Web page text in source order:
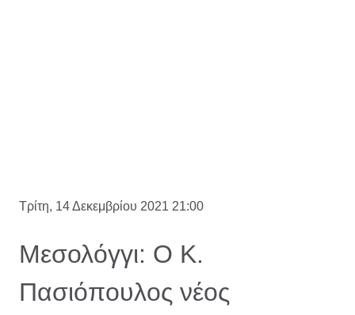
Τρίτη, 14 Δεκεμβρίου 2021 21:00
Μεσολόγγι: Ο Κ.
Πασιόπουλος νέος